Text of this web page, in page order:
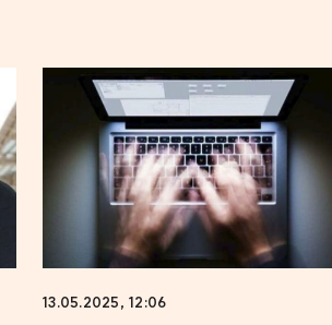
13.05.2025, 12:06